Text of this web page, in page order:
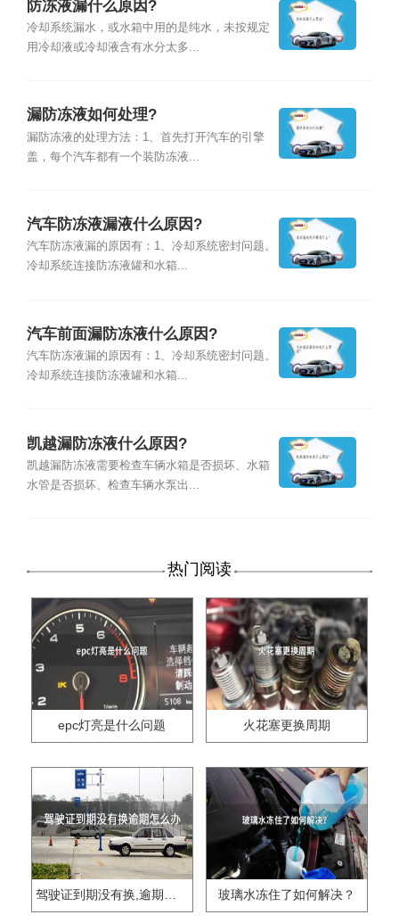
防冻液漏什么原因?
冷却系统漏水，或水箱中用的是纯水，未按规定
用冷却液或冷却液含有水分太多...
漏防冻液如何处理?
漏防冻液的处理方法：1、首先打开汽车的引擎
盖，每个汽车都有一个装防冻液...
汽车防冻液漏液什么原因?
汽车防冻液漏的原因有：1、冷却系统密封问题。
冷却系统连接防冻液罐和水箱...
汽车前面漏防冻液什么原因?
汽车防冻液漏的原因有：1、冷却系统密封问题。
冷却系统连接防冻液罐和水箱...
凯越漏防冻液什么原因?
凯越漏防冻液需要检查车辆水箱是否损坏、水箱
水管是否损坏、检查车辆水泵出...
热门阅读
epc灯亮是什么问题 火花塞更换周期
驾驶证到期没有换,逾期怎么办?? 玻璃水冻住了如何解决？